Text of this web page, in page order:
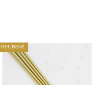
OBLÍBENÉ